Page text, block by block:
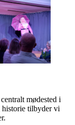
mødested i
historie tilbyder vi